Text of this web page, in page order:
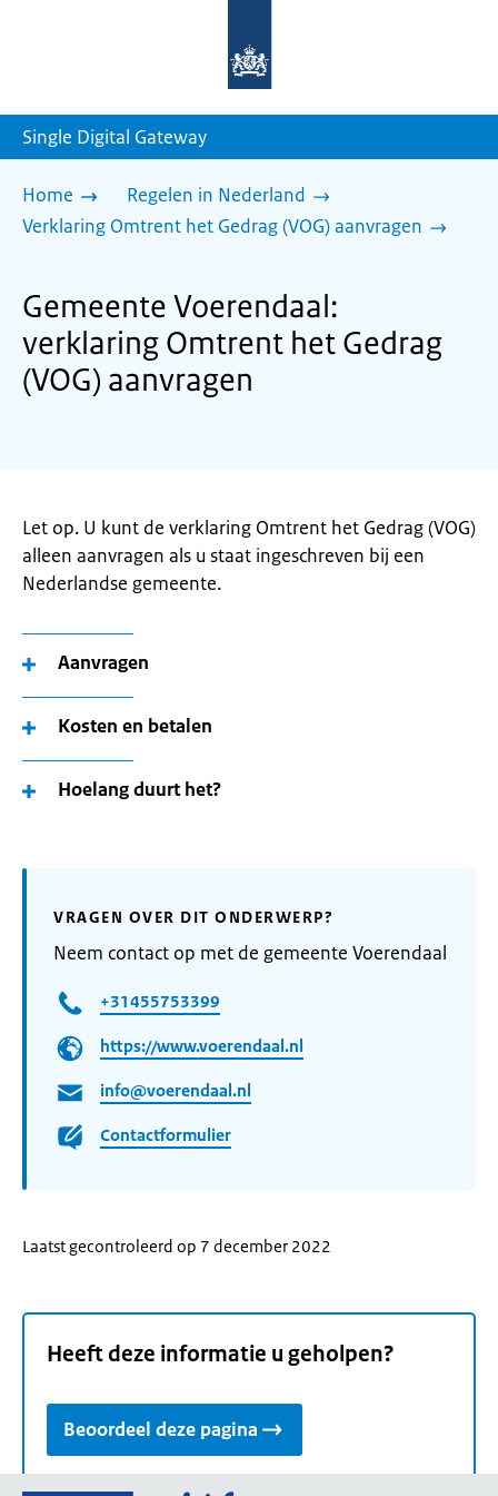
homepage
Single Digital Gateway
Home
Regelen in Nederland
Verklaring Omtrent het Gedrag (VOG) aanvragen
Gemeente Voerendaal:
verklaring Omtrent het Gedrag
(VOG) aanvragen
Let op. U kunt de verklaring Omtrent het Gedrag (VOG)
alleen aanvragen als u staat ingeschreven bij een
Nederlandse gemeente.
Aanvragen
Kosten en betalen
Hoelang duurt het?
VRAGEN OVER DIT ONDERWERP?
Neem contact op met de gemeente Voerendaal
+31455753399
https://www.voerendaal.nl
info@voerendaal.nl
Contactformulier
Laatst gecontroleerd op 7 december 2022
Heeft deze informatie u geholpen?
Beoordeel deze pagina